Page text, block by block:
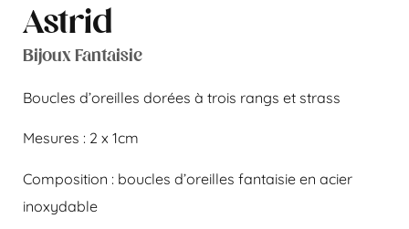
Astrid
Bijoux Fantaisie
Boucles d’oreilles dorées à trois rangs et strass
Mesures : 2 x 1cm
Composition : boucles d’oreilles fantaisie en acier
inoxydable